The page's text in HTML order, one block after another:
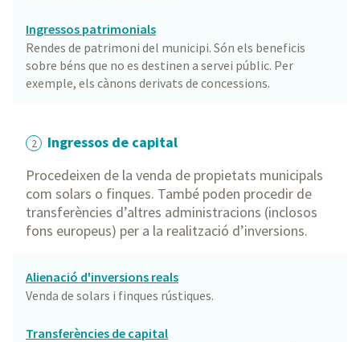
Ingressos patrimonials
Rendes de patrimoni del municipi. Són els beneficis
sobre béns que no es destinen a servei públic. Per
exemple, els cànons derivats de concessions.
2
Ingressos de capital
Procedeixen de la venda de propietats municipals
com solars o finques. També poden procedir de
transferències d’altres administracions (inclosos
fons europeus) per a la realització d’inversions.
Alienació d'inversions reals
Venda de solars i finques rústiques.
Transferències de capital